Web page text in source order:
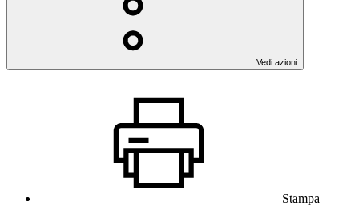
Vedi azioni
Stampa